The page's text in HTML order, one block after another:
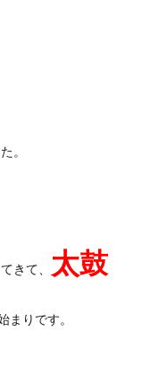
。
きて、
太鼓
まりです。